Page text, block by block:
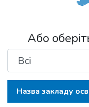
Або
Назва закладу